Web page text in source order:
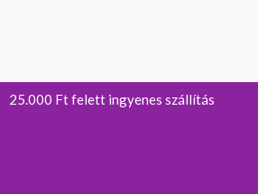
25.000 Ft felett ingyenes szállítás